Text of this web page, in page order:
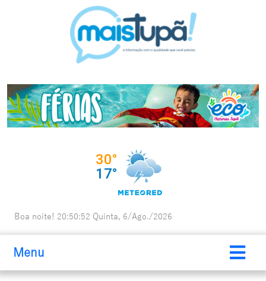
Boa noite! 20:50:53 Quinta, 6/Ago./2026
Menu